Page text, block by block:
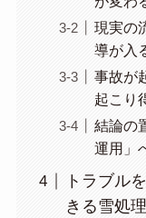
現実の
導が入
事故が
起こり
結論の
運用」
トラブル
きる雪処